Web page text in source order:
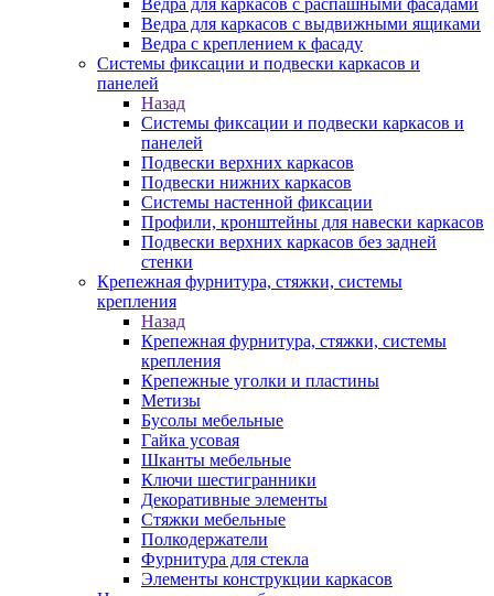
Ведра для каркасов с распашными фасадами
Ведра для каркасов с выдвижными ящиками
Ведра с креплением к фасаду
Системы фиксации и подвески каркасов и
панелей
Назад
Системы фиксации и подвески каркасов и
панелей
Подвески верхних каркасов
Подвески нижних каркасов
Системы настенной фиксации
Профили, кронштейны для навески каркасов
Подвески верхних каркасов без задней
стенки
Крепежная фурнитура, стяжки, системы
крепления
Назад
Крепежная фурнитура, стяжки, системы
крепления
Крепежные уголки и пластины
Метизы
Бусолы мебельные
Гайка усовая
Шканты мебельные
Ключи шестигранники
Декоративные элементы
Стяжки мебельные
Полкодержатели
Фурнитура для стекла
Элементы конструкции каркасов